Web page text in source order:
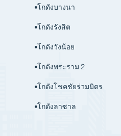
โกดังบางนา
โกดังรังสิต
โกดังวังน้อย
โกดังพระราม 2
โกดังโชคชัยร่วมมิตร
โกดังลาซาล